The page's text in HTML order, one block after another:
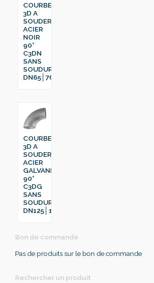
COURBE
3D A
SOUDER
ACIER
NOIR
90°
C3DN
SANS
SOUDURE
DN65│76.1
COURBE
3D A
SOUDER
ACIER
GALVANISÉ
90°
C3DG
SANS
SOUDURE
DN125│139.7
Bon de commande
Pas de produits sur le bon de commande
Rechercher un produit